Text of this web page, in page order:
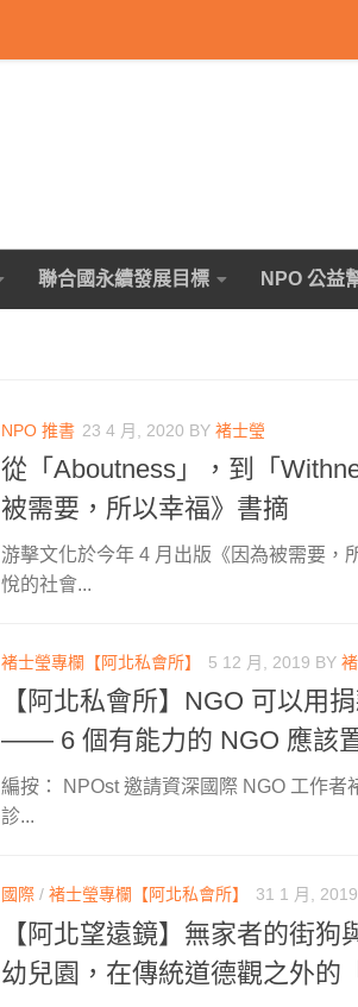
聯合國永續發展目標 NPO 公益
NPO 推書 23 4 月, 2020 BY 褚士瑩
從「Aboutness」，到「
被需要，所以幸福》書摘
游擊文化於今年 4 月出版《因為被需要，
悅的社會...
褚士瑩專欄【阿北私會所】 5 12 月, 2019 BY
【阿北私會所】NGO 可以用
—— 6 個有能力的 NGO 應該
編按： NPOst 邀請資深國際 NGO 工作者
診...
國際 / 褚士瑩專欄【阿北私會所】 31 1 月, 2019
【阿北望遠鏡】無家者的街狗
幼兒園，在傳統道德觀之外的